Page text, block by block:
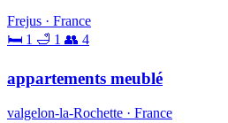
Frejus · France
🛏 1 🛁 1 👥 4
appartements meublé
valgelon-la-Rochette · France